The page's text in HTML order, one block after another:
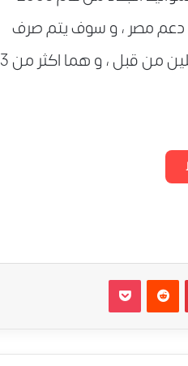
على موقع دعم مصر ، و سوف يتم صرف
السلع التموينية أبتداء من شهر اغسطس الجارى للمواليد المسجلين من قبل ، و هما اكثر من 3
بينتيريست ‏Reddit
‫Pocket